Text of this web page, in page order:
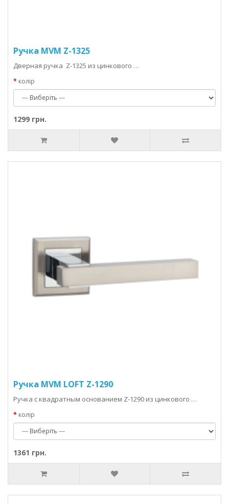
Ручка MVM Z-1325
Дверная ручка Z-1325 из цинкового …
колір
1299 грн.
Ручка MVM LOFT Z-1290
Ручка с квадратным основанием Z-1290 из цинкового …
колір
1361 грн.